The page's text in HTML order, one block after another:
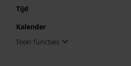
Tijd
Kalender
Toon functies